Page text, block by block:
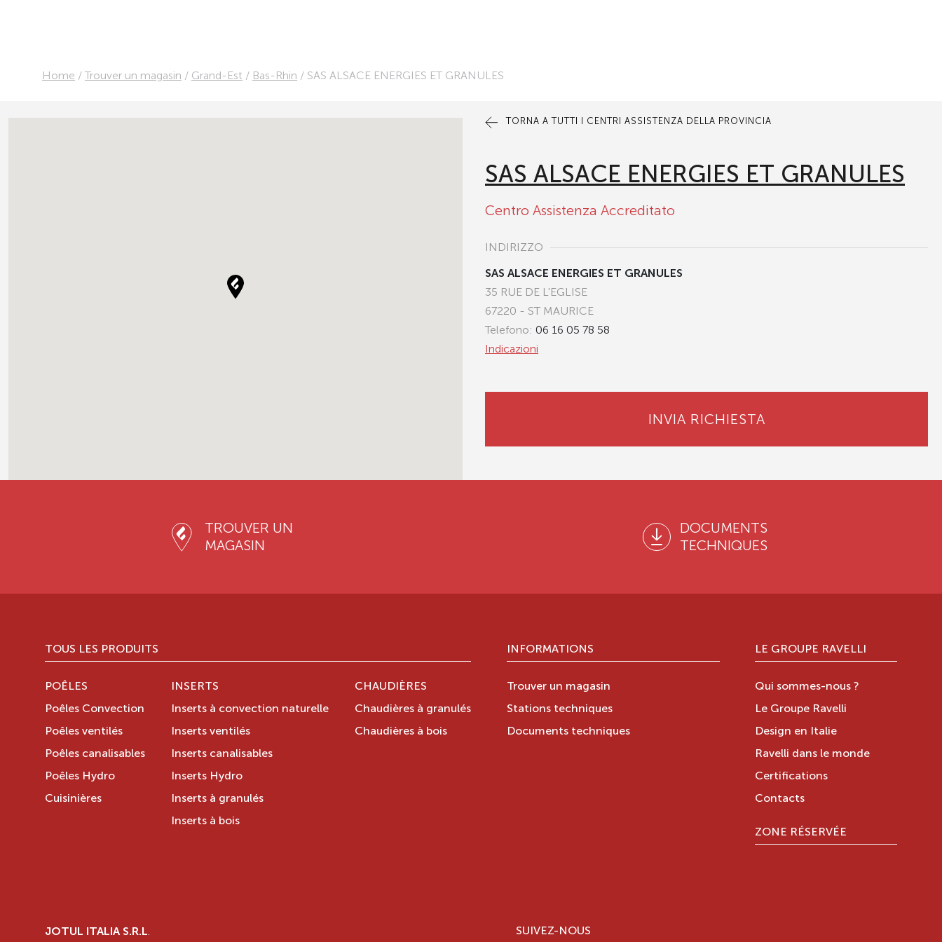
Home / Trouver un magasin / Grand-Est / Bas-Rhin / SAS ALSACE ENERGIES ET GRANULES
TORNA A TUTTI I CENTRI ASSISTENZA DELLA PROVINCIA
SAS ALSACE ENERGIES ET GRANULES
Centro Assistenza Accreditato
INDIRIZZO
SAS ALSACE ENERGIES ET GRANULES
35 RUE DE L'EGLISE
67220 - ST MAURICE
Telefono: 06 16 05 78 58
Indicazioni
INVIA RICHIESTA
TROUVER UN
MAGASIN
DOCUMENTS
TECHNIQUES
TOUS LES PRODUITS
POÊLES
Poêles Convection
Poêles ventilés
Poêles canalisables
Poêles Hydro
Cuisinières
INSERTS
Inserts à convection naturelle
Inserts ventilés
Inserts canalisables
Inserts Hydro
Inserts à granulés
Inserts à bois
CHAUDIÈRES
Chaudières à granulés
Chaudières à bois
INFORMATIONS
Trouver un magasin
Stations techniques
Documents techniques
LE GROUPE RAVELLI
Qui sommes-nous ?
Le Groupe Ravelli
Design en Italie
Ravelli dans le monde
Certifications
Contacts
ZONE RÉSERVÉE
JOTUL ITALIA S.R.L. SUIVEZ-NOUS